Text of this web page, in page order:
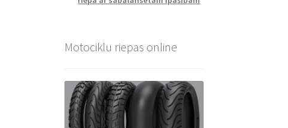
Motociklu riepas online